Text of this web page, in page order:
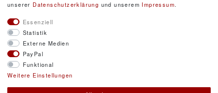
© Copyright 2026 DarXity GbR. Gestaltung, Design
und Style durch DarXity GbR. Alle Rechte
unserer Daten­schutz­erklärung und unserem Impressum.
Essenziell
Statistik
Externe Medien
PayPal
Funktional
Weitere Einstellungen